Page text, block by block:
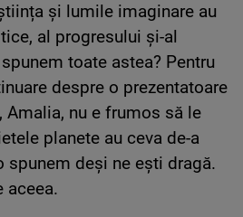
și lumile imaginare au
al progresului și-al
toate astea? Pentru
despre o prezentatoare
Amalia, nu e frumos să le
planete au ceva de-a
spunem deși ne ești dragă.
aceea.